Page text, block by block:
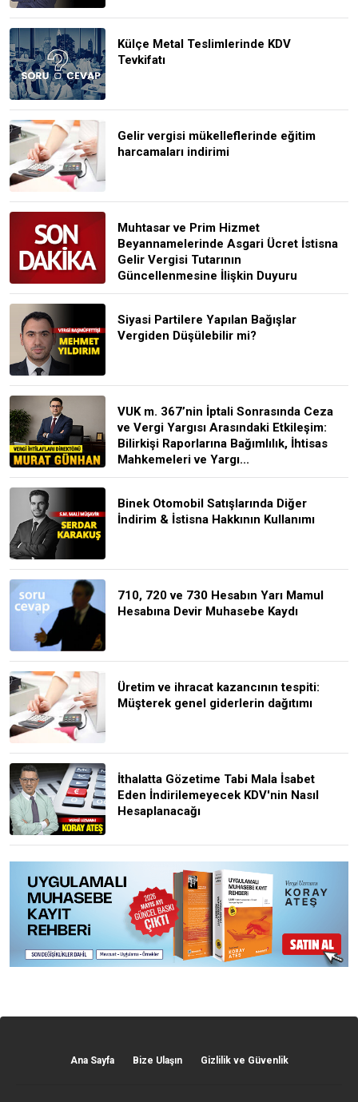
Külçe Metal Teslimlerinde KDV
Tevkifatı
Gelir vergisi mükelleflerinde eğitim
harcamaları indirimi
Muhtasar ve Prim Hizmet
Beyannamelerinde Asgari Ücret İstisna
Gelir Vergisi Tutarının
Güncellenmesine İlişkin Duyuru
Siyasi Partilere Yapılan Bağışlar
Vergiden Düşülebilir mi?
VUK m. 367’nin İptali Sonrasında Ceza
ve Vergi Yargısı Arasındaki Etkileşim:
Bilirkişi Raporlarına Bağımlılık, İhtisas
Mahkemeleri ve Yargı...
Binek Otomobil Satışlarında Diğer
İndirim & İstisna Hakkının Kullanımı
710, 720 ve 730 Hesabın Yarı Mamul
Hesabına Devir Muhasebe Kaydı
Üretim ve ihracat kazancının tespiti:
Müşterek genel giderlerin dağıtımı
İthalatta Gözetime Tabi Mala İsabet
Eden İndirilemeyecek KDV'nin Nasıl
Hesaplanacağı
Ana Sayfa Bize Ulaşın Gizlilik ve Güvenlik